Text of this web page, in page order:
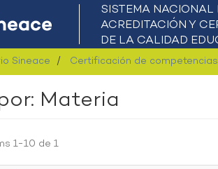
Sineace Certificación de competencias
Materia
1-10 de 1